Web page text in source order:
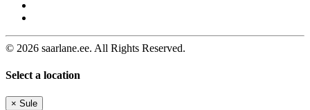
© 2026 saarlane.ee. All Rights Reserved.
Select a location
× Sule